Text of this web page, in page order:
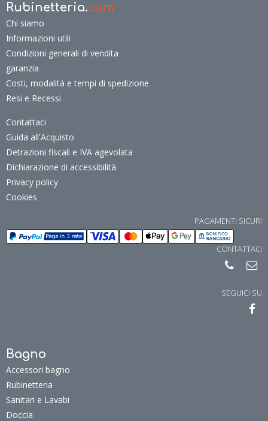
Rubinetteria.com
Chi siamo
Informazioni utili
Condizioni generali di vendita
garanzia
Costi, modalità e tempi di spedizione
Resi e Recessi
Contattaci
Guida all'Acquisto
Detrazioni fiscali e IVA agevolata
Dichiarazione di accessibilità
Privacy policy
Cookies
PAGAMENTI SICURI
CONTATTACI
SEGUICI SU
Bagno
Accessori bagno
Rubinetteria
Sanitari e Lavabi
Doccia